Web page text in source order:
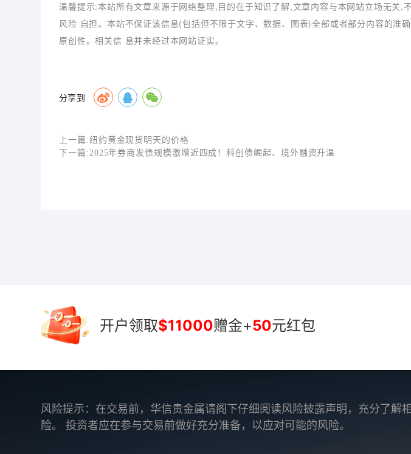
温馨提示:本站所有文章来源于网络整理,目的在于知识了解,文章内容与本网站立场无关,
风险 自担。本站不保证该信息(包括但不限于文字、数据、图表)全部或者部分内容的准确
原创性。相关信 息并未经过本网站证实。
分享到
上一篇:纽约黄金现货明天的价格
下一篇:2025年券商发债规模激增近四成！科创债崛起、境外融资升温
开户领取$11000赠金+50元红包
风险提示：在交易前，华信贵金属请阁下仔细阅读风险披露声明，充分了
险。 投资者应在参与交易前做好充分准备，以应对可能的风险。